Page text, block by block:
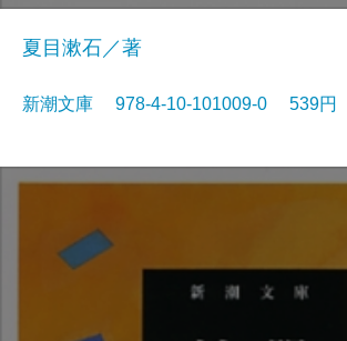
夏目漱石／著
新潮文庫 978-4-10-101009-0 539円